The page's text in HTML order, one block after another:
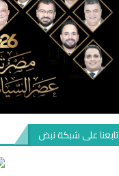
تابعنا على شبكة نبض